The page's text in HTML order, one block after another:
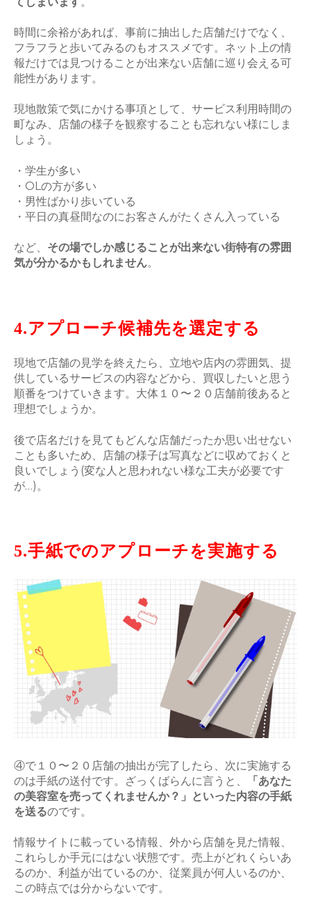
時間に余裕があれば、事前に抽出した店舗だけでなく、
フラフラと歩いてみるのもオススメです。ネット上の情
報だけでは見つけることが出来ない店舗に巡り会える可
能性があります。
現地散策で気にかける事項として、サービス利用時間の
町なみ、店舗の様子を観察することも忘れない様にしま
しょう。
・学生が多い
・OLの方が多い
・男性ばかり歩いている
・平日の真昼間なのにお客さんがたくさん入っている
など、 その場でしか感じることが出来ない街特有の雰囲
気が分かるかもしれません。
4.アプローチ候補先を選定する
現地で店舗の見学を終えたら、立地や店内の雰囲気、提
供しているサービスの内容などから、買収したいと思う
順番をつけていきます。大体１０〜２０店舗前後あると
理想でしょうか。
後で店名だけを見てもどんな店舗だったか思い出せない
ことも多いため、店舗の様子は写真などに収めておくと
良いでしょう(変な人と思われない様な工夫が必要です
が…)。
5.手紙でのアプローチを実施する
④で１０〜２０店舗の抽出が完了したら、次に実施する
のは手紙の送付です。ざっくばらんに言うと、
「あなた
の美容室を売ってくれませんか？」といった内容の手紙
を送るのです。
情報サイトに載っている情報、外から店舗を見た情報、
これらしか手元にはない状態です。売上がどれくらいあ
るのか、利益が出ているのか、従業員が何人いるのか、
この時点では分からないです。